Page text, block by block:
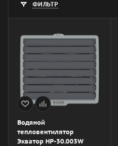
ФИЛЬТР
Водяной
тепловентилятор
Экватор HP-30.003W